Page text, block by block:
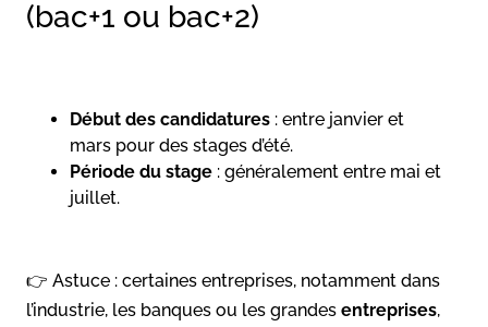
(bac+1 ou bac+2)
Début des candidatures : entre janvier et
mars pour des stages d’été.
Période du stage : généralement entre mai et
juillet.
👉 Astuce : certaines entreprises, notamment dans
l’industrie, les banques ou les grandes entreprises,